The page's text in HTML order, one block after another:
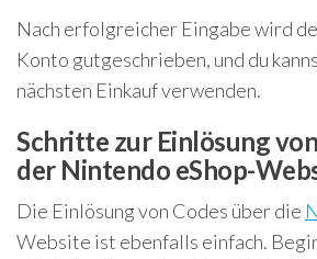
Nach erfolgreicher Eingabe wird
Konto gutgeschrieben, und du
nächsten Einkauf verwenden.
Schritte zur Einlösung
der Nintendo eShop-
Die Einlösung von Codes über die
Website ist ebenfalls einfach.